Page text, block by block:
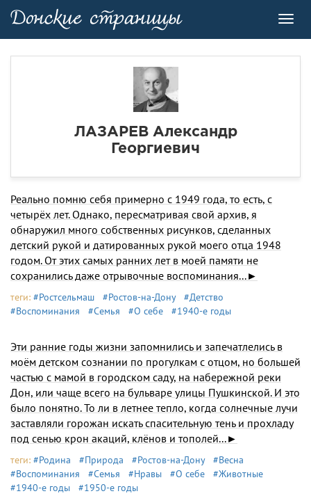
ЛАЗАРЕВ Александр
Георгиевич
Реально помню себя примерно с 1949 года, то есть, с
четырёх лет. Однако, пересматривая свой архив, я
обнаружил много собственных рисунков, сделанных
детский рукой и датированных рукой моего отца 1948
годом. От этих самых ранних лет в моей памяти не
сохранились даже отрывочные воспоминания...►
теги: #Ростсельмаш #Ростов-на-Дону
#Детство
#Воспоминания
#Семья #О себе #1940-е годы
Эти ранние годы жизни запомнились и запе­чатлелись в
моём детском сознании по прогулкам с отцом, но большей
частью с мамой в городском саду, на набережной реки
Дон, или чаще всего на бульваре улицы Пушкинской. И это
было понятно. То ли в летнее тепло, когда солнечные лучи
застав­ляли горожан искать спасительную тень и прохла­ду
под сенью крон акаций, клёнов и тополей...►
теги: #Родина #Природа #Ростов-на-Дону
#Весна
#Воспоминания
#Семья #Нравы #О себе
#Животные
#1940-е годы
#1950-е годы